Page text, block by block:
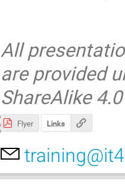
All
are provided
ShareAlike
Flyer Links